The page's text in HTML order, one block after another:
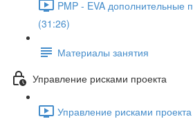
PMP - EVA дополнительные
(31:26)
Материалы занятия
Управление рисками проекта
Управление рисками